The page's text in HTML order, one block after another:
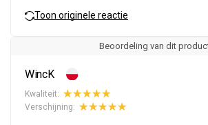
Toon originele reactie
Beoordeling van dit
WincK
Kwaliteit:
Verschijning: